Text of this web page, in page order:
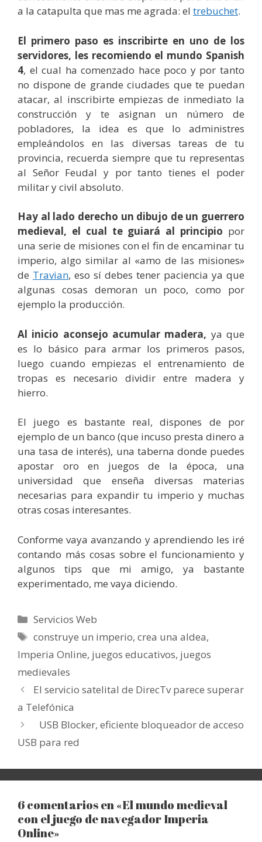
a la catapulta que mas me agrada: el trebuchet.
El primero paso es inscribirte en uno de los
servidores, les recomiendo el mundo Spanish
4, el cual ha comenzado hace poco y por tanto
no dispone de grande ciudades que te puedan
atacar, al inscribirte empiezas de inmediato la
construcción y te asignan un número de
pobladores, la idea es que lo administres
empleándolos en las diversas tareas de tu
provincia, recuerda siempre que tu representas
al Señor Feudal y por tanto tienes el poder
militar y civil absoluto.
Hay al lado derecho un dibujo de un guerrero
medieval, el cual te guiará al principio por
una serie de misiones con el fin de encaminar tu
imperio, algo similar al «amo de las misiones»
de Travian, eso sí debes tener paciencia ya que
algunas cosas demoran un poco, como por
ejemplo la producción.
Al inicio aconsejo acumular madera, ya que
es lo básico para armar los primeros pasos,
luego cuando empiezas el entrenamiento de
tropas es necesario dividir entre madera y
hierro.
El juego es bastante real, dispones de por
ejemplo de un banco (que incuso presta dinero a
una tasa de interés), una taberna donde puedes
apostar oro en juegos de la época, una
universidad que enseña diversas materias
necesarias para expandir tu imperio y muchas
otras cosas interesantes.
Conforme vaya avanzando y aprendiendo les iré
contando más cosas sobre el funcionamiento y
algunos tips que mi amigo, ya bastante
experimentado, me vaya diciendo.
Categorías
Servicios Web
Etiquetas
construye un imperio,crea una aldea,
Imperia Online, juegos educativos, juegos
medievales
El servicio satelital de DirecTv parece superar
a Telefónica
USB Blocker, eficiente bloqueador de acceso
USB para red
6 comentarios en «El mundo medieval
con el juego de navegador Imperia
Online»